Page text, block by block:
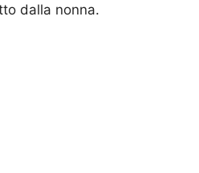
dalla nonna.